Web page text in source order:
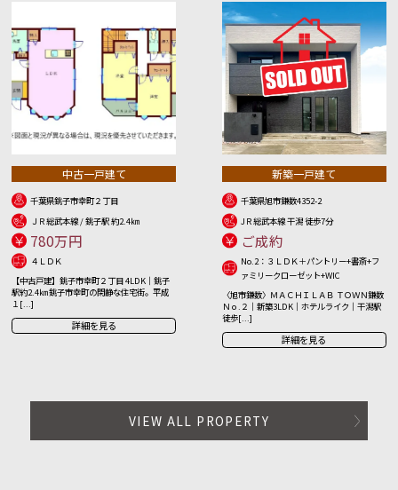
中古一戸建て
千葉県銚子市幸町２丁目
ＪＲ総武本線 / 銚子駅 約2.4㎞
780万円
４ＬＤＫ
【中古戸建】銚子市幸町２丁目 4LDK｜銚子
駅約2.4㎞ 銚子市幸町の閑静な住宅街。平成
１[...]
詳細を見る
新築一戸建て
千葉県旭市鎌数4352-2
JＲ総武本線 干潟 徒歩7分
ご成約
No.2：３ＬＤＫ＋パントリー+書斎+フ
ァミリークローゼット+WIC
〈旭市鎌数〉ＭＡＣＨＩＬＡＢ ＴＯＷＮ鎌数
Ｎｏ.２｜新築3LDK｜ホテルライク｜干潟駅
徒歩[...]
詳細を見る
VIEW ALL PROPERTY